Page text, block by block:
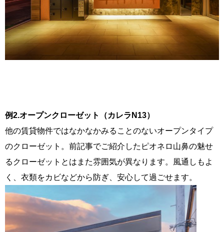
例2.オープンクローゼット（カレラN13）
他の賃貸物件ではなかなかみることのないオープンタイプ
のクローゼット。前記事でご紹介したピオネロ山鼻の魅せ
るクローゼットとはまた雰囲気が異なります。風通しもよ
く、衣類をカビなどから防ぎ、安心して過ごせます。